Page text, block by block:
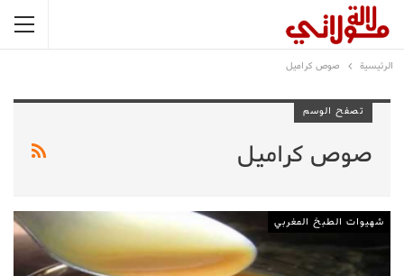
الرئيسية صوص كراميل
تصفح الوسم
صوص كراميل
شهيوات الطبخ المغربي